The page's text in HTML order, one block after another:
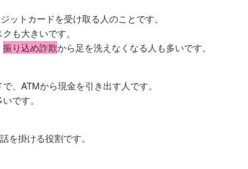
ットカードを受け取る人のことです。
も大きいです。
振り込め詐欺から足を洗えなくなる人も多いです。
、ATMから現金を引き出す人です。
です。
を掛ける役割です。